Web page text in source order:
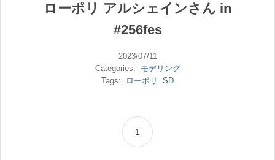
ローポリ アルシェインさん in
#256fes
2023/07/11
Categories:
モデリング
Tags:
ローポリ SD
1